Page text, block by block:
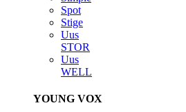
Spot
Stige
Uus
STOR
Uus
WELL
YOUNG VOX